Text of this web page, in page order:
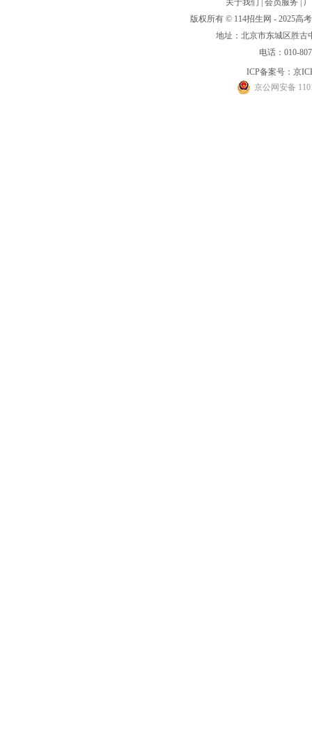
关于我们 会员服务
版权所有 © 114招生网 - 2025高
地址：北京市东城区胜
电话：010-
ICP备案号： 京
京公网安备